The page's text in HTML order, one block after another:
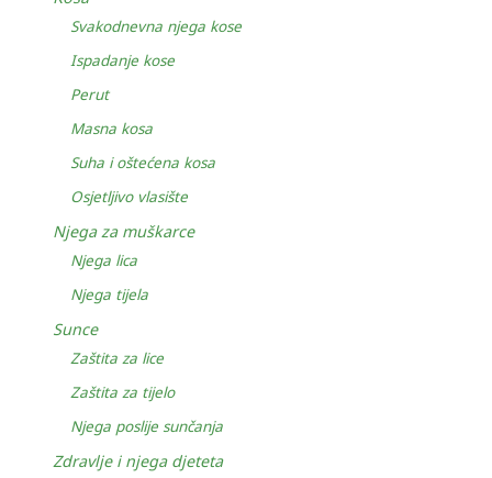
Svakodnevna njega kose
Ispadanje kose
Perut
Masna kosa
Suha i oštećena kosa
Osjetljivo vlasište
Njega za muškarce
Njega lica
Njega tijela
Sunce
Zaštita za lice
Zaštita za tijelo
Njega poslije sunčanja
Zdravlje i njega djeteta